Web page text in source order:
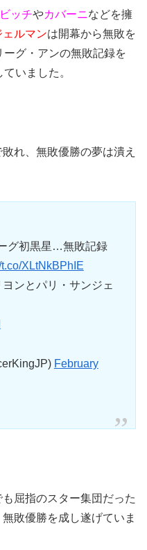
ッチやカバーニなどを擁
ルマンは開幕から無敗を
グ・アンの無敗記録を
いました。
れ、無敗優勝の夢は潰え
グ初黒星…無敗記録
XLtNkBPhIE
ンとパリ・サンジェ
February
屈指のスター集団だった
敗優勝を成し遂げていま